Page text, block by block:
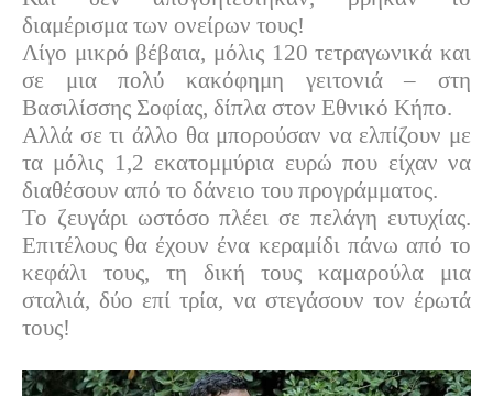
διαμέρισμα των ονείρων τους!
Λίγο μικρό βέβαια, μόλις 120 τετραγωνικά και
σε μια πολύ κακόφημη γειτονιά – στη
Βασιλίσσης Σοφίας, δίπλα στον Εθνικό Κήπο.
Αλλά σε τι άλλο θα μπορούσαν να ελπίζουν με
τα μόλις 1,2 εκατομμύρια ευρώ που είχαν να
διαθέσουν από το δάνειο του προγράμματος.
Το ζευγάρι ωστόσο πλέει σε πελάγη ευτυχίας.
Επιτέλους θα έχουν ένα κεραμίδι πάνω από το
κεφάλι τους, τη δική τους καμαρούλα μια
σταλιά, δύο επί τρία, να στεγάσουν τον έρωτά
τους!